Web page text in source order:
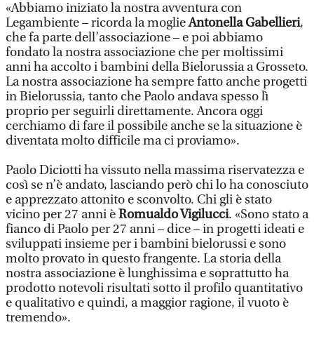
«Abbiamo iniziato la nostra avventura con
Legambiente – ricorda la moglieAntonella Gabellieri,
che fa parte dell’associazione – e poi abbiamo
fondato la nostra associazione che per moltissimi
anni ha accolto i bambini della Bielorussia a Grosseto.
La nostra associazione ha sempre fatto anche progetti
in Bielorussia, tanto che Paolo andava spesso lì
proprio per seguirli direttamente. Ancora oggi
cerchiamo di fare il possibile anche se la situazione è
diventata molto difficile ma ci proviamo».
Paolo Diciotti ha vissuto nella massima riservatezza e
così se n’è andato, lasciando però chi lo ha conosciuto
e apprezzato attonito e sconvolto. Chi gli è stato
vicino per 27 anni èRomualdo Vigilucci. «Sono stato a
fianco di Paolo per 27 anni – dice – in progetti ideati e
sviluppati insieme per i bambini bielorussi e sono
molto provato in questo frangente. La storia della
nostra associazione è lunghissima e soprattutto ha
prodotto notevoli risultati sotto il profilo quantitativo
e qualitativo e quindi, a maggior ragione, il vuoto è
tremendo».